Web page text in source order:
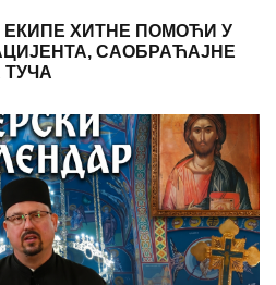
ХИТНЕ ПОМОЋИ У
САОБРАЋАЈНЕ